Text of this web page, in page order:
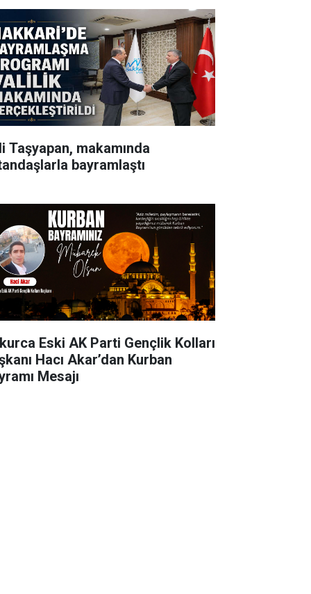
Taşyapan, makamında
bayramlaştı
Eski AK Parti Gençlik Kolları
Hacı Akar’dan Kurban
Mesajı